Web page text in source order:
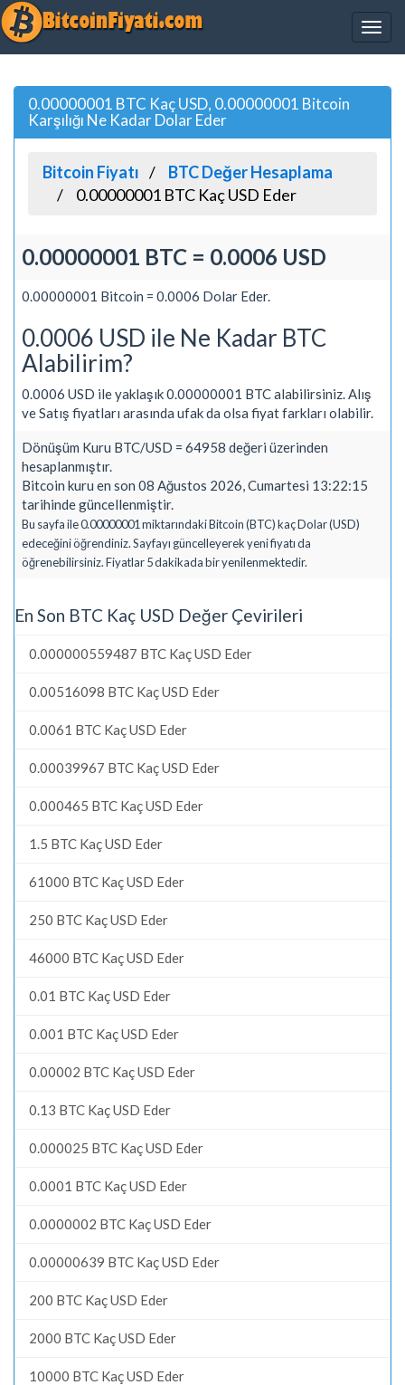
0.00000001 BTC Kaç USD, 0.00000001 Bitcoin
Karşılığı Ne Kadar Dolar Eder
Bitcoin Fiyatı
BTC Değer Hesaplama
0.00000001 BTC Kaç USD Eder
0.00000001 BTC = 0.0006 USD
0.00000001 Bitcoin = 0.0006 Dolar Eder.
0.0006 USD ile Ne Kadar BTC
Alabilirim?
0.0006 USD ile yaklaşık 0.00000001 BTC alabilirsiniz. Alış
ve Satış fiyatları arasında ufak da olsa fiyat farkları olabilir.
Dönüşüm Kuru BTC/USD = 64958 değeri üzerinden
hesaplanmıştır.
Bitcoin kuru en son 08 Ağustos 2026, Cumartesi 13:22:15
tarihinde güncellenmiştir.
Bu sayfa ile 0.00000001 miktarındaki Bitcoin (BTC) kaç Dolar (USD)
edeceğini öğrendiniz. Sayfayı güncelleyerek yeni fiyatı da
öğrenebilirsiniz. Fiyatlar 5 dakikada bir yenilenmektedir.
En Son BTC Kaç USD Değer Çevirileri
0.000000559487 BTC Kaç USD Eder
0.00516098 BTC Kaç USD Eder
0.0061 BTC Kaç USD Eder
0.00039967 BTC Kaç USD Eder
0.000465 BTC Kaç USD Eder
1.5 BTC Kaç USD Eder
61000 BTC Kaç USD Eder
250 BTC Kaç USD Eder
46000 BTC Kaç USD Eder
0.01 BTC Kaç USD Eder
0.001 BTC Kaç USD Eder
0.00002 BTC Kaç USD Eder
0.13 BTC Kaç USD Eder
0.000025 BTC Kaç USD Eder
0.0001 BTC Kaç USD Eder
0.0000002 BTC Kaç USD Eder
0.00000639 BTC Kaç USD Eder
200 BTC Kaç USD Eder
2000 BTC Kaç USD Eder
10000 BTC Kaç USD Eder